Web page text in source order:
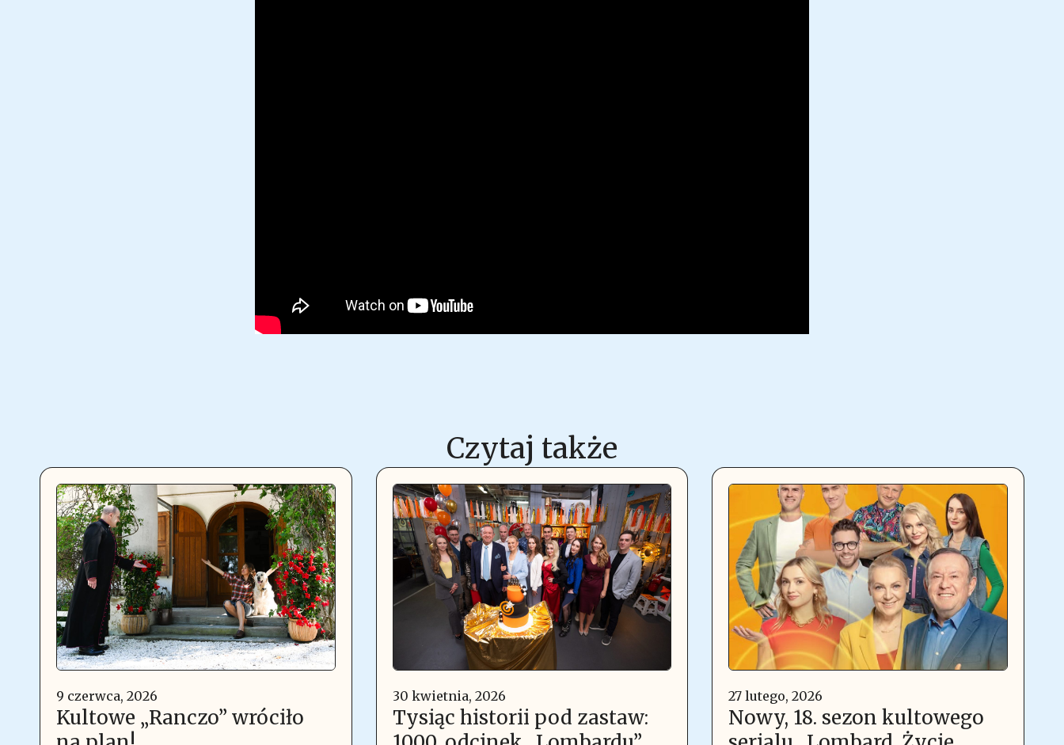
Czytaj także
9 czerwca, 2026
Kultowe „Ranczo” wróciło
30 kwietnia, 2026
Tysiąc historii pod zastaw:
27 lutego, 2026
Nowy, 18. sezon kultowego